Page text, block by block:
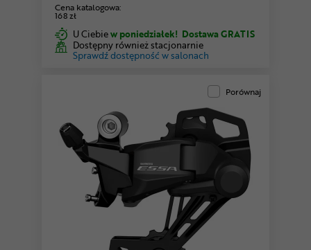
Cena katalogowa:
168 zł
U Ciebiew poniedziałek! Dostawa GRATIS
Dostępny również stacjonarnie
Sprawdź dostępność w salonach
Porównaj